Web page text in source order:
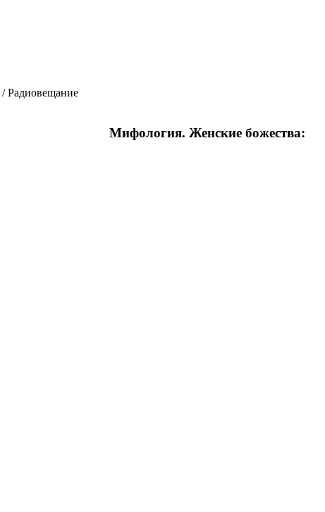
/Радиовещание
Мифология. Женские божества: